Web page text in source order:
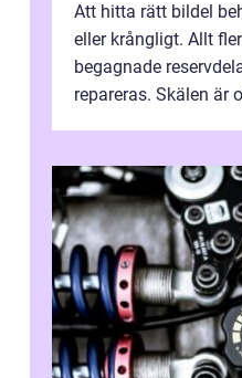
Att hitta rätt bildel
eller krångligt. Allt
begagnade
repareras. Skälen är